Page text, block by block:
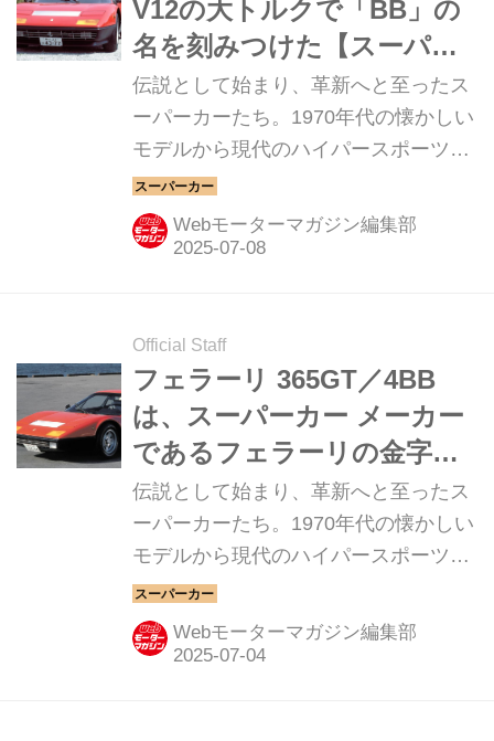
V12の大トルクで「BB」の
名を刻みつけた【スーパー
カークロニクル・完全版／
008】
伝説として始まり、革新へと至ったス
ーパーカーたち。1970年代の懐かしい
モデルから現代のハイパースポーツま
で紹介していこう。今回は、フェラー
リ 512BBだ。
Webモーターマガジン編集部
Official Staff
フェラーリ 365GT／4BB
は、スーパーカー メーカー
であるフェラーリの金字塔
だった【スーパーカークロ
ニクル・完全版／007】
伝説として始まり、革新へと至ったス
ーパーカーたち。1970年代の懐かしい
モデルから現代のハイパースポーツま
で紹介していこう。今回は、フェラー
リ 365GT／4BBだ。
Webモーターマガジン編集部